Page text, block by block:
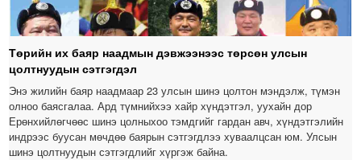
Төрийн их баяр наадмын дэвжээнээс төрсөн улсын
цолтнуудын сэтгэгдэл
Энэ жилийн баяр наадмаар 23 улсын шинэ цолтон мэндэлж, түмэн
олноо баясгалаа. Ард түмнийхээ хайр хүндэтгэл, уухайн дор
Ерөнхийлөгчөөс шинэ цолныхоо тэмдгийг гардан авч, хүндэтгэлийн
индрээс буусан мөчдөө баярын сэтгэгдлээ хуваалцсан юм. Улсын
шинэ цолтнуудын сэтгэгдлийг хүргэж байна.